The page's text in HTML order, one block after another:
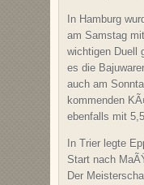
In Hamburg
am Samstag
wichtigen Duell
es die
auch am
kommenden
ebenfalls mit
In Trier legte
Start nach
Der